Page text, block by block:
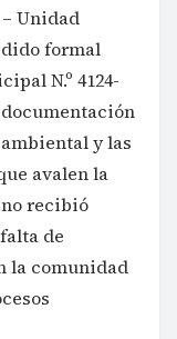
Unidad
formal
N.º 4124-
documentación
y las
avalen la
recibió
de
la comunidad